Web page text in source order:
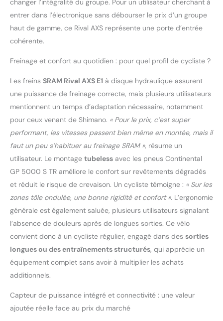
changer l’intégralité du groupe. Pour un utilisateur cherchant à
entrer dans l’électronique sans débourser le prix d’un groupe
haut de gamme, ce Rival AXS représente une porte d’entrée
cohérente.
Freinage et confort au quotidien : pour quel profil de cycliste ?
Les freins SRAM Rival AXS E1 à disque hydraulique assurent
une puissance de freinage correcte, mais plusieurs utilisateurs
mentionnent un temps d’adaptation nécessaire, notamment
pour ceux venant de Shimano. « Pour le prix, c’est super
performant, les vitesses passent bien même en montée, mais il
faut un peu s’habituer au freinage SRAM », résume un
utilisateur. Le montage tubeless avec les pneus Continental
GP 5000 S TR améliore le confort sur revêtements dégradés
et réduit le risque de crevaison. Un cycliste témoigne : « Sur les
zones tôle ondulée, une bonne rigidité et confort ». L’ergonomie
générale est également saluée, plusieurs utilisateurs signalant
l’absence de douleurs après de longues sorties. Ce vélo
convient donc à un cycliste régulier, engagé dans des sorties
longues ou des entraînements structurés, qui apprécie un
équipement complet sans avoir à multiplier les achats
additionnels.
Capteur de puissance intégré et connectivité : une valeur
ajoutée réelle face au prix du marché